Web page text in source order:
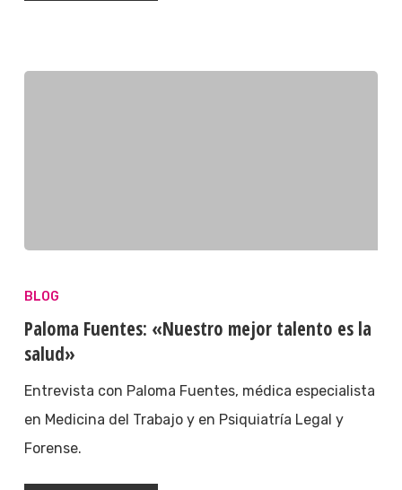
BLOG
Paloma Fuentes: «Nuestro mejor talento es la
salud»
Entrevista con Paloma Fuentes, médica especialista
en Medicina del Trabajo y en Psiquiatría Legal y
Forense.